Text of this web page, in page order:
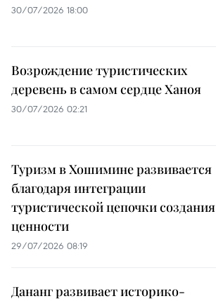
30/07/2026 18:00
Возрождение туристических
деревень в самом сердце Ханоя
30/07/2026 02:21
Туризм в Хошимине развивается
благодаря интеграции
туристической цепочки создания
ценности
29/07/2026 08:19
Дананг развивает историко-